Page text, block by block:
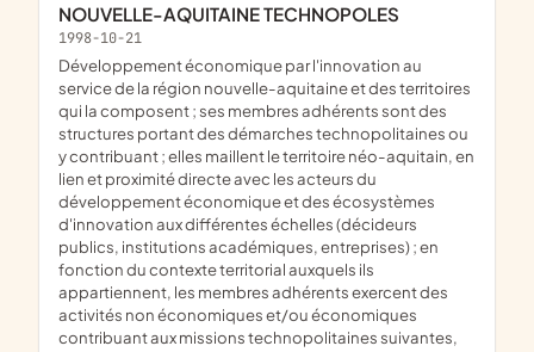
NOUVELLE-AQUITAINE TECHNOPOLES
1998-10-21
développement économique par l'innovation au
service de la région nouvelle-aquitaine et des territoires
qui la composent ; ses membres adhérents sont des
structures portant des démarches technopolitaines ou
y contribuant ; elles maillent le territoire néo-aquitain, en
lien et proximité directe avec les acteurs du
développement économique et des écosystèmes
d'innovation aux différentes échelles (décideurs
publics, institutions académiques, entreprises) ; en
fonction du contexte territorial auxquels ils
appartiennent, les membres adhérents exercent des
activités non économiques et/ou économiques
contribuant aux missions technopolitaines suivantes,